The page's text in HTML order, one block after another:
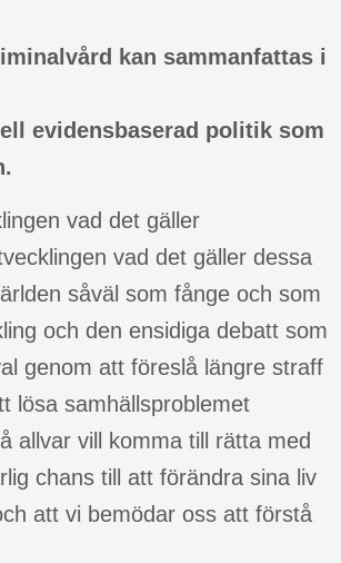
kan sammanfattas i
evidensbaserad politik som
vad det gäller
vad det gäller dessa
såväl som fånge och som
och den ensidiga debatt som
genom att föreslå längre straff
lösa samhällsproblemet
allvar vill komma till rätta med
chans till att förändra sina liv
att vi bemödar oss att förstå